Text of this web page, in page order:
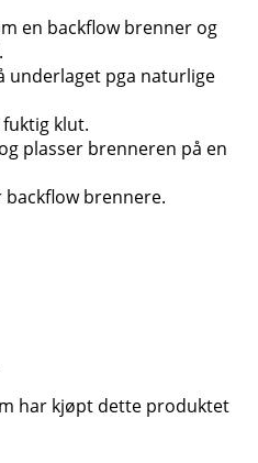
en backflow brenner og
underlaget pga naturlige
klut.
plasser brenneren på en
brennere.
har kjøpt dette produktet